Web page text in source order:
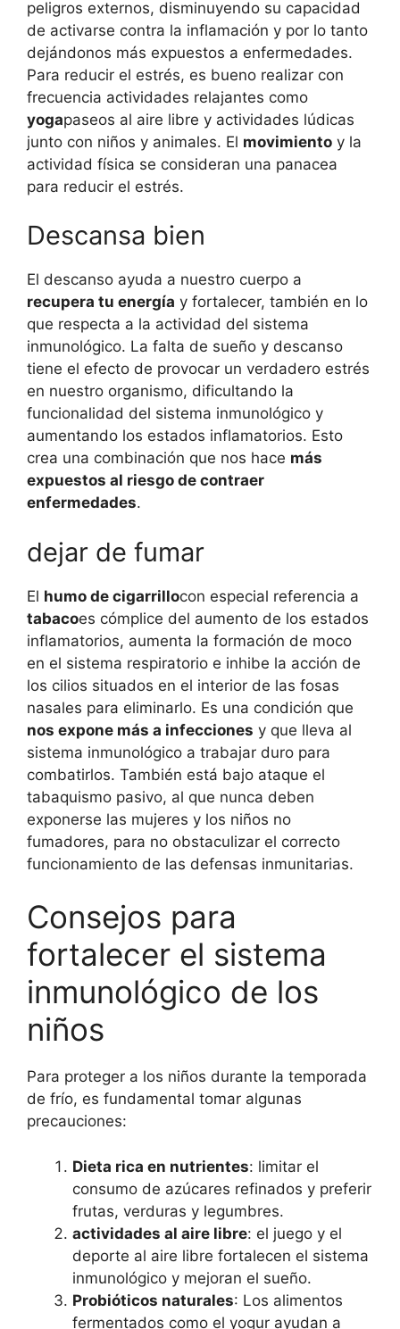
peligros externos, disminuyendo su capacidad
de activarse contra la inflamación y por lo tanto
dejándonos más expuestos a enfermedades.
Para reducir el estrés, es bueno realizar con
frecuencia actividades relajantes como
yogapaseos al aire libre y actividades lúdicas
junto con niños y animales. El movimiento y la
actividad física se consideran una panacea
para reducir el estrés.
Descansa bien
El descanso ayuda a nuestro cuerpo a
recupera tu energía y fortalecer, también en lo
que respecta a la actividad del sistema
inmunológico. La falta de sueño y descanso
tiene el efecto de provocar un verdadero estrés
en nuestro organismo, dificultando la
funcionalidad del sistema inmunológico y
aumentando los estados inflamatorios. Esto
crea una combinación que nos hace más
expuestos al riesgo de contraer
enfermedades.
dejar de fumar
El humo de cigarrillocon especial referencia a
tabacoes cómplice del aumento de los estados
inflamatorios, aumenta la formación de moco
en el sistema respiratorio e inhibe la acción de
los cilios situados en el interior de las fosas
nasales para eliminarlo. Es una condición que
nos expone más a infecciones y que lleva al
sistema inmunológico a trabajar duro para
combatirlos. También está bajo ataque el
tabaquismo pasivo, al que nunca deben
exponerse las mujeres y los niños no
fumadores, para no obstaculizar el correcto
funcionamiento de las defensas inmunitarias.
Consejos para
fortalecer el sistema
inmunológico de los
niños
Para proteger a los niños durante la temporada
de frío, es fundamental tomar algunas
precauciones:
Dieta rica en nutrientes: limitar el
consumo de azúcares refinados y preferir
frutas, verduras y legumbres.
actividades al aire libre: el juego y el
deporte al aire libre fortalecen el sistema
inmunológico y mejoran el sueño.
Probióticos naturales: Los alimentos
fermentados como el yogur ayudan a